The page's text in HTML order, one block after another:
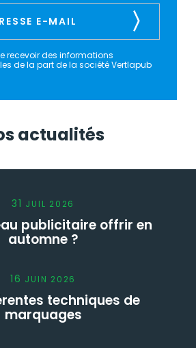
recevoir des informations
de la part de la société Vertlapub
actualités
31 JUIL 2026
publicitaire offrir en
automne ?
16 JUIN 2026
techniques de
marquages